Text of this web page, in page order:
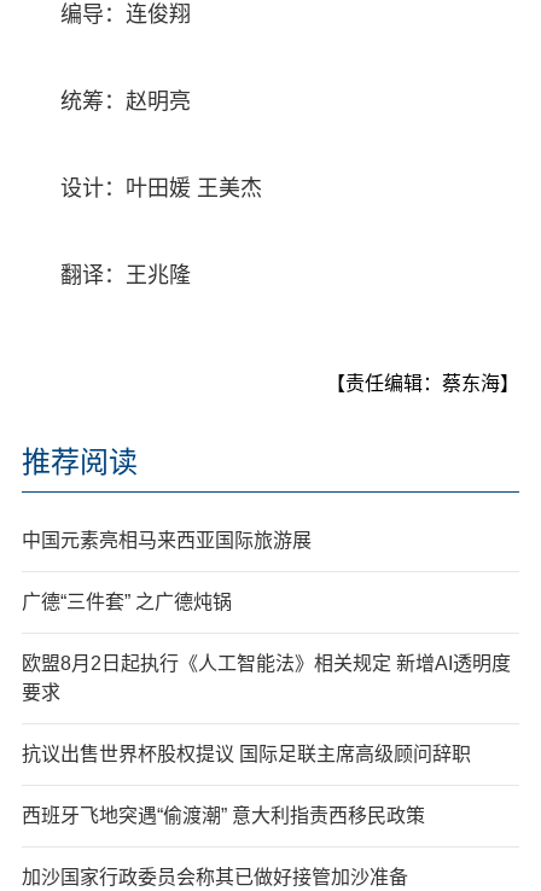
编导：连俊翔
统筹：赵明亮
设计：叶田媛 王美杰
翻译：王兆隆
【责任编辑：蔡东海】
推荐阅读
中国元素亮相马来西亚国际旅游展
广德“三件套” 之广德炖锅
欧盟8月2日起执行《人工智能法》相关规定 新增AI透明度
要求
抗议出售世界杯股权提议 国际足联主席高级顾问辞职
西班牙飞地突遇“偷渡潮” 意大利指责西移民政策
加沙国家行政委员会称其已做好接管加沙准备